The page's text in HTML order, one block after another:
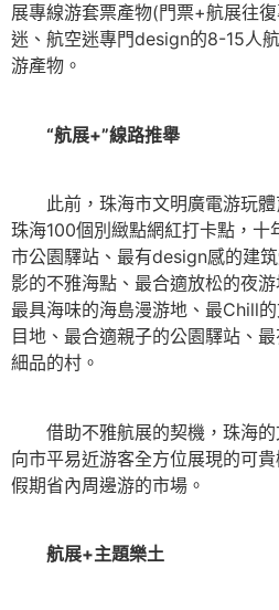
展專線游套票產物(門票+航展往
迷、航空迷專門design的8-15人
游產物。
“航展+”線路推舉
此前，珠海市文明廣電游玩體
珠海100個別緻點網紅打卡點，十
市公園驛站、最有design感的建
影的不雅海點、最合適放松的夜游
最具海味的海島漫游地、最Chill
目地、最合適親子的公園驛站、
細品的村。
借助不雅航展的契機，珠海的
向市平易近游客全方位展現的可
假期省內周邊游的市場。
航展+主題樂土